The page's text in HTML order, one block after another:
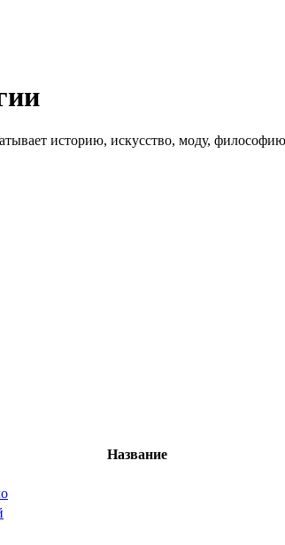
историю, искусство, моду,
Название